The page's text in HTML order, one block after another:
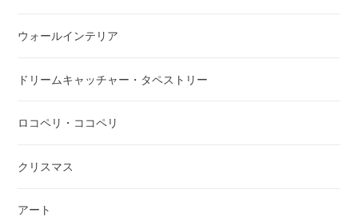
ウォールインテリア
ドリームキャッチャー・タペストリー
ロコペリ・ココペリ
クリスマス
アート